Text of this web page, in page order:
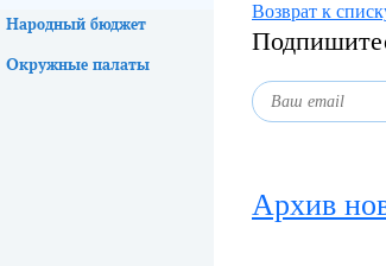
Народный бюджет
Окружные палаты
Возврат к
Архив